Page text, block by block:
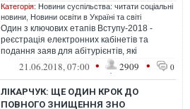
Категорія: Новини суспільства: читати соціальні
новини Новини освіти в Україні та світі
Один з ключових етапів Вступу-2018 -
реєстрація електронних кабінетів та
подання заяв для абітурієнтів, які
здебільшого вступають після 11 класів.
21.06.2018, 07:00 • 2909 • 0
ЛІКАРЧУК: ЩЕ ОДИН КРОК ДО
ПОВНОГО ЗНИЩЕННЯ ЗНО